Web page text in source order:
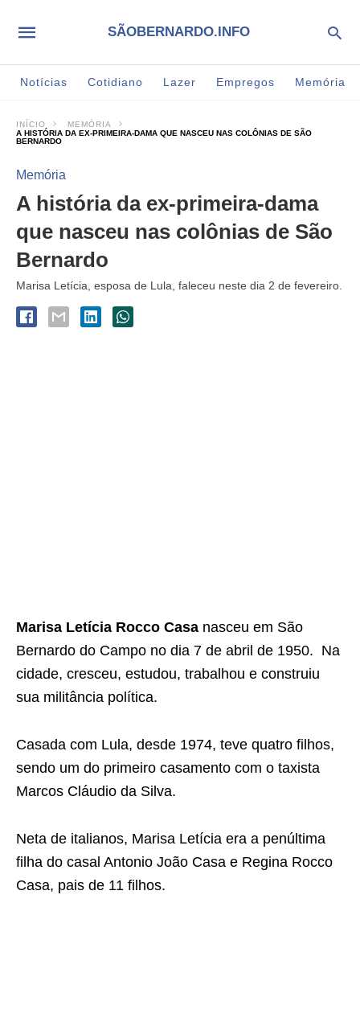
SÃOBERNARDO.INFO
Notícias Cotidiano Lazer Empregos Memória
INÍCIO
MEMÓRIA
A HISTÓRIA DA EX-PRIMEIRA-DAMA QUE NASCEU NAS COLÔNIAS DE SÃO
BERNARDO
Memória
A história da ex-primeira-dama
que nasceu nas colônias de São
Bernardo
Marisa Letícia, esposa de Lula, faleceu neste dia 2 de fevereiro.
Marisa Letícia Rocco Casa nasceu em São
Bernardo do Campo no dia 7 de abril de 1950. Na
cidade, cresceu, estudou, trabalhou e construiu
sua militância política.
Casada com Lula, desde 1974, teve quatro filhos,
sendo um do primeiro casamento com o taxista
Marcos Cláudio da Silva.
Neta de italianos, Marisa Letícia era a penúltima
filha do casal Antonio João Casa e Regina Rocco
Casa, pais de 11 filhos.